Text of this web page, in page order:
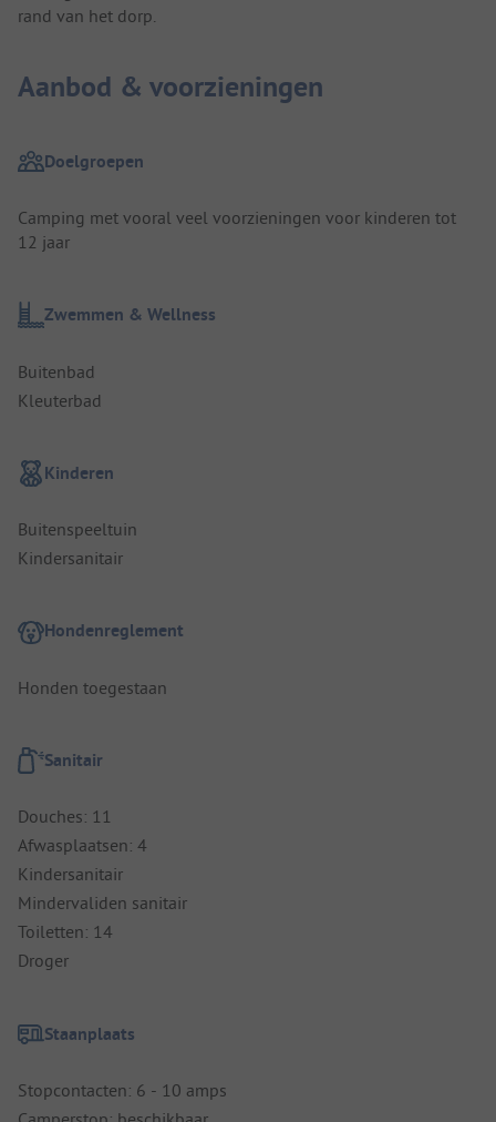
rand van het dorp.
Aanbod & voorzieningen
Doelgroepen
Camping met vooral veel voorzieningen voor kinderen tot
12 jaar
Zwemmen & Wellness
Buitenbad
Kleuterbad
Kinderen
Buitenspeeltuin
Kindersanitair
Hondenreglement
Honden toegestaan
Sanitair
Douches: 11
Afwasplaatsen: 4
Kindersanitair
Mindervaliden sanitair
Toiletten: 14
Droger
Staanplaats
Stopcontacten: 6 - 10 amps